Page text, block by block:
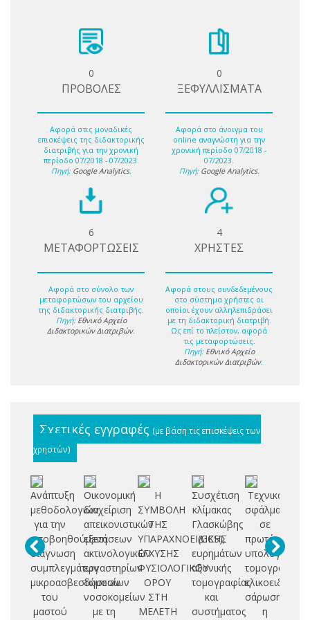
0
ΠΡΟΒΟΛΕΣ
Αφορά στις μοναδικές
επισκέψεις της διδακτορικής
διατριβής για την χρονική
περίοδο 07/2018 - 07/2023.
Πηγή: Google Analytics.
0
ΞΕΦΥΛΛΙΣΜΑΤΑ
Αφορά στο άνοιγμα του
online αναγνώστη για την
χρονική περίοδο 07/2018 -
07/2023.
Πηγή: Google Analytics.
6
ΜΕΤΑΦΟΡΤΩΣΕΙΣ
Αφορά στο σύνολο των
μεταφορτώσων του αρχείου
της διδακτορικής διατριβής.
Πηγή: Εθνικό Αρχείο
Διδακτορικών Διατριβών.
4
ΧΡΗΣΤΕΣ
Αφορά στους συνδεδεμένους
στο σύστημα χρήστες οι
οποίοι έχουν αλληλεπιδράσει
με τη διδακτορική διατριβή.
Ως επί το πλείστον, αφορά
τις μεταφορτώσεις.
Πηγή: Εθνικό Αρχείο
Διδακτορικών Διατριβών.
Σχετικές εγγραφές (με βάση τις επισκέψεις των
χρηστών)
Ανάπτυξη
μεθοδολογιών
για την
υποβοηθούμενη
διάγνωση
συμπλεγμάτων
μικροασβεστώσεων
του
μαστού
Οικονομική
διαχείριση
απεικονιστικών
εξετάσεων
ακτινολογικών
εργαστηρίων
δημοσίων
νοσοκομείων
με τη
Η
ΣΥΜΒΟΛΗ
ΤΗΣ
ΥΠΑΡΑΧΝΟΕΙΔΙΚΗΣ
ΕΓΧΥΣΗΣ
ΦΥΣΙΟΛΟΓΙΚΟΥ
ΟΡΟΥ
ΣΤΗ
ΜΕΛΕΤΗ
Συσχέτιση
κλίμακας
Γλασκώβης
(GCS),
ευρημάτων
αξονικής
τομογραφίας
και
συστήματος
Τεχνικά
σφάλματα
σε
πρωτόκολλα
τομογραφίας
ελικοειδούς
σάρωσης:
η